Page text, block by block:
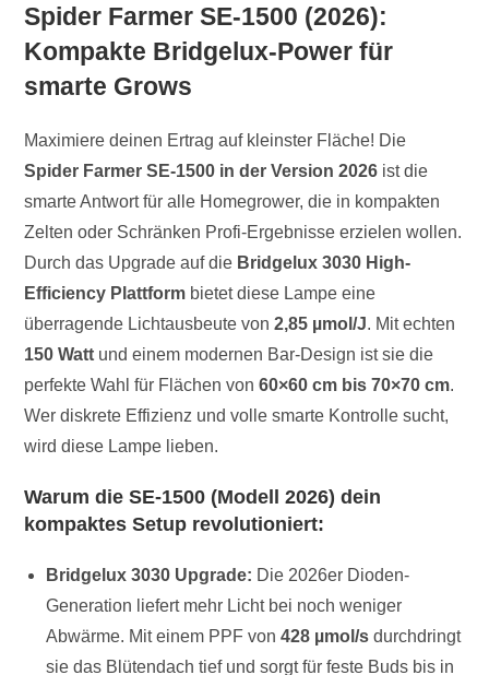
Spider Farmer SE-1500 (2026):
Kompakte Bridgelux-Power für
smarte Grows
Maximiere deinen Ertrag auf kleinster Fläche! Die
Spider Farmer SE-1500 in der Version 2026 ist die
smarte Antwort für alle Homegrower, die in kompakten
Zelten oder Schränken Profi-Ergebnisse erzielen wollen.
Durch das Upgrade auf die Bridgelux 3030 High-
Efficiency Plattform bietet diese Lampe eine
überragende Lichtausbeute von2,85 µmol/J. Mit echten
150 Watt und einem modernen Bar-Design ist sie die
perfekte Wahl für Flächen von60×60 cm bis 70×70 cm.
Wer diskrete Effizienz und volle smarte Kontrolle sucht,
wird diese Lampe lieben.
Warum die SE-1500 (Modell 2026) dein
kompaktes Setup revolutioniert:
Bridgelux 3030 Upgrade: Die 2026er Dioden-
Generation liefert mehr Licht bei noch weniger
Abwärme. Mit einem PPF von428 µmol/s durchdringt
sie das Blütendach tief und sorgt für feste Buds bis in